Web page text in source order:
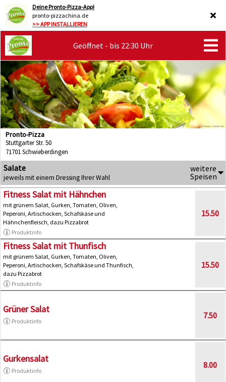
Deine Pronto-Pizza-App!
pronto-pizzachina.de
>> APP INSTALLIEREN
Geöffnet - bis 22:30 Uhr
Pronto-Pizza
Stuttgarter Str. 50
71701 Schwieberdingen
Salate
jeweils mit einem Dressing Ihrer Wahl
weitere
Speisen
Fitness Salat mit Hähnchen
mit grünem Salat, Gurken, Tomaten, Oliven,
Peperoni, Artischocken, Schafskäse und
Hähnchenfleisch, dazu Pizzabrot
Produktinfo
15.50
Fitness Salat mit Thunfisch
mit grünem Salat, Gurken, Tomaten, Oliven,
Peperoni, Artischocken, Schafskäse und Thunfisch,
dazu Pizzabrot
Produktinfo
15.50
Grüner Salat
Produktinfo
7.50
Gurkensalat
Produktinfo
8.00